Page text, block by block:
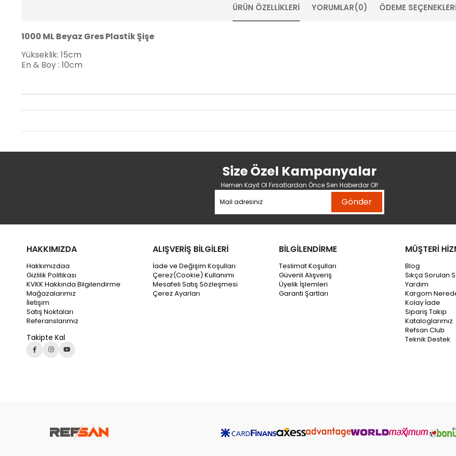
ÜRÜN ÖZELLIKLERI YORUMLAR(0) ÖDEME
1000 ML Beyaz Gres Plastik Şişe
Yükseklik: 15cm
En & Boy : 10cm
Size Özel Kampanyalar
Hemen Kayıt Ol Fırsatlardan Önce Sen Haberdar Ol!
Gönder
HAKKIMIZDA
Hakkımızdaa
Gizlilik Politikası
KVKK Hakkında Bilgilendirme
Mağazalarımız
İletişim
Satış Noktaları
Referanslarımız
Takipte Kal
ALIŞVERİŞ BİLGİLERİ
İade ve Değişim Koşulları
Çerez(Cookie) Kullanımı
Mesafeli Satış Sözleşmesi
Çerez Ayarları
BİLGİLENDİRME
Teslimat Koşulları
Güvenli Alışveriş
Üyelik İşlemleri
Garanti Şartları
MÜŞTERİ
Blog
Sıkça Sorulan
Yardım
Kargom
Kolay İade
Sipariş Takip
Kataloglarımız
Refsan Club
Teknik Destek